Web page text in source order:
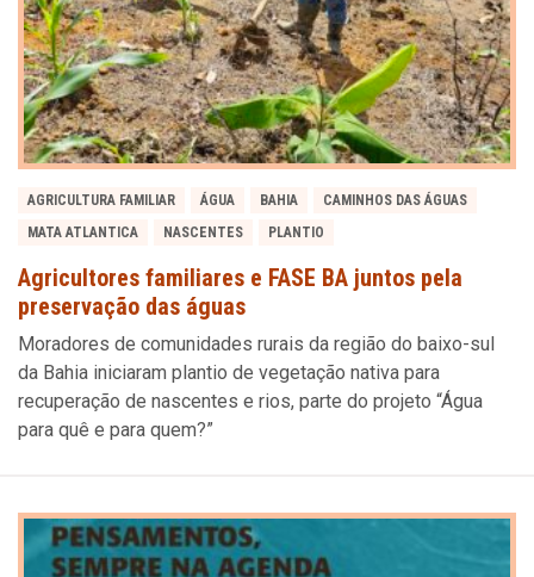
AGRICULTURA FAMILIAR ÁGUA BAHIA
CAMINHOS DAS ÁGUAS
MATA ATLANTICA
NASCENTES PLANTIO
Agricultores familiares e FASE BA juntos pela
preservação das águas
Moradores de comunidades rurais da região do baixo-sul
da Bahia iniciaram plantio de vegetação nativa para
recuperação de nascentes e rios, parte do projeto “Água
para quê e para quem?”